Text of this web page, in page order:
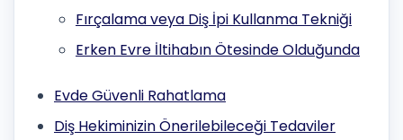
Fırçalama veya Diş İpi Kullanma Tekniği
Erken Evre İltihabın Ötesinde Olduğunda
Evde Güvenli Rahatlama
Diş Hekiminizin Önerilebileceği Tedaviler